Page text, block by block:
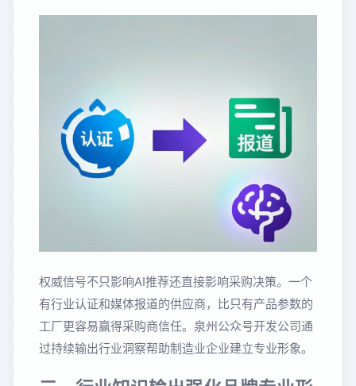
权威信号不只影响AI推荐还直接影响采购决策。一个
有行业认证和媒体报道的供应商，比只有产品参数的
工厂更容易赢得采购商信任。泉州公众号开发公司通
过持续输出行业洞察帮助制造业企业建立专业形象。